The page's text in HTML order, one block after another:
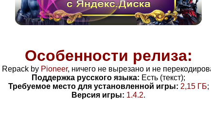
Особенности релиза:
Repack by Pioneer, ничего не вырезано и не
Поддержка русского языка: Есть (текст);
Требуемое место для установленной игры: 2,15 ГБ;
Версия игры: 1.4.2.